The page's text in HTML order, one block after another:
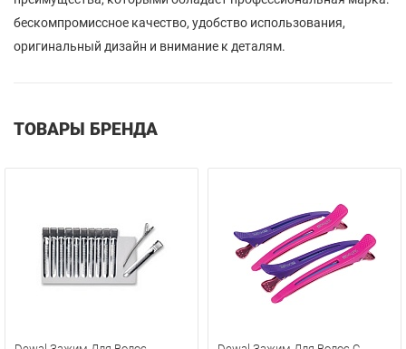
бескомпромиссное качество, удобство использования,
оригинальный дизайн и внимание к деталям.
ТОВАРЫ БРЕНДА